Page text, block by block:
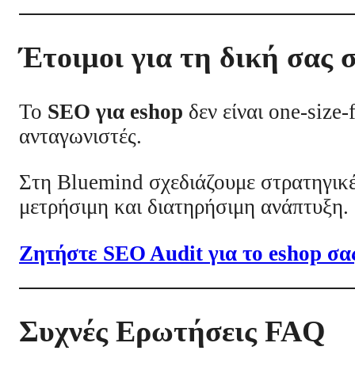
Έτοιμοι για τη δική σας
Το SEO για eshop δεν είναι one-
ανταγωνιστές.
Στη Bluemind σχεδιάζουμε
μετρήσιμη και διατηρήσιμη ανάπτυξη.
Ζητήστε SEO Audit για το eshop
Συχνές Ερωτήσεις FAQ